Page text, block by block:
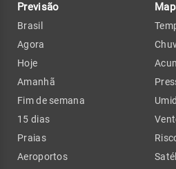
Previsão
Brasil
Agora
Hoje
Amanhã
Fim de semana
15 dias
Praias
Aeroportos